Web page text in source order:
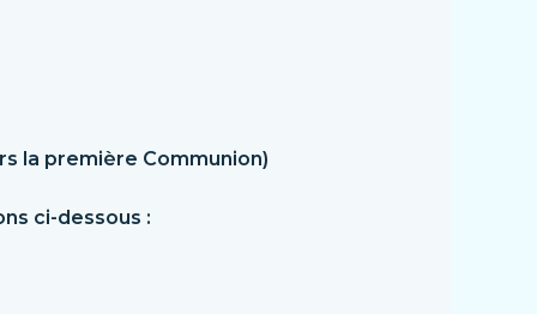
la première Communion)
ci-dessous :